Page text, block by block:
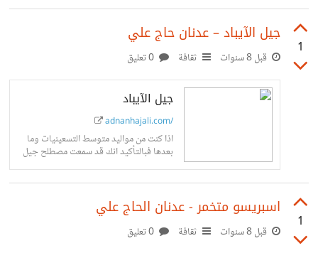
1
جيل الآيباد – عدنان حاج علي
قبل 8 سنوات ثقافة
جيل الآيباد
adnanhajali.com/
اذا كنت من مواليد متوسط التسعينيات وما
بعدها فبالتأكيد انك قد سمعت مصطلح جيل
الآيباد وخصوصًا اذا كنت من مواليد عام ٢٠٠٠
1
اسبريسو متخمر - عدنان الحاج علي
قبل 8 سنوات ثقافة